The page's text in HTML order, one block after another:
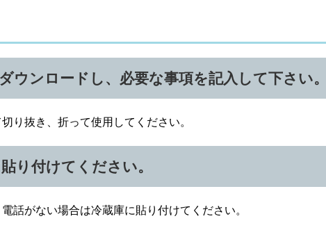
ウンロードし、必要な事項を記入して下さい。
り抜き、折って使用してください。
り付けてください。
話がない場合は冷蔵庫に貼り付けてください。